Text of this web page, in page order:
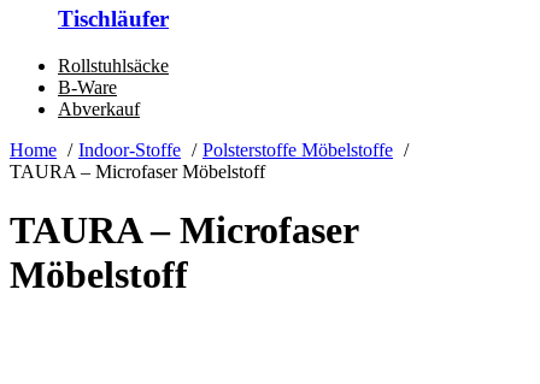
Tischläufer
Rollstuhlsäcke
B-Ware
Abverkauf
Home
Indoor-Stoffe
Polsterstoffe Möbelstoffe
TAURA – Microfaser Möbelstoff
TAURA – Microfaser
Möbelstoff